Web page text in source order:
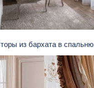
из бархата в спальню